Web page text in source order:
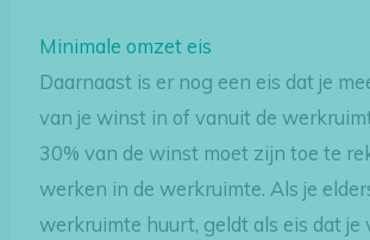
Minimale omzet eis
Daarnaast is er nog een eis dat je
van je winst in of vanuit de
30% van de winst moet zijn toe te
werken in de werkruimte. Als je
werkruimte huurt, geldt als eis dat je